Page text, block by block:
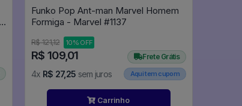
Funko Pop Ant-man Marvel Homem
Formiga - Marvel #1137
R$ 121,12 10% OFF
R$ 109,01
4x R$ 27,25 sem juros
Frete Grátis
Aqui tem cupom
Carrinho